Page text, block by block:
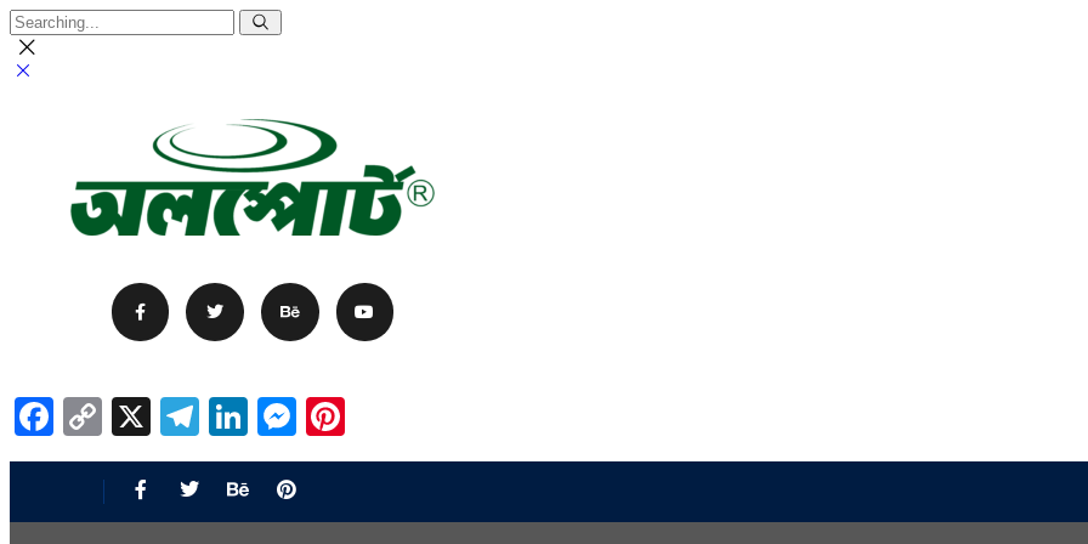
Facebook
Copy
Link
X Telegram
LinkedIn
Messenger